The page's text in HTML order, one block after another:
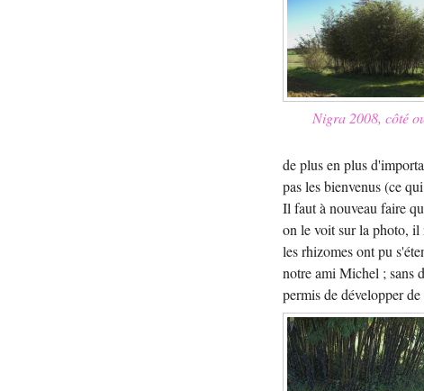
Nigra 2008, côté
de plus en plus
pas les bienvenus (ce
Il faut à nouveau faire
on le voit sur la photo, il
les rhizomes ont pu
notre ami Michel ; sans
permis de développer